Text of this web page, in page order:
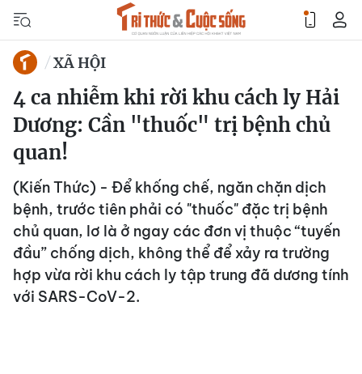
XÃ HỘI
4 ca nhiễm khi rời khu cách ly Hải
Dương: Cần "thuốc" trị bệnh chủ
quan!
(Kiến Thức) - Để khống chế, ngăn chặn dịch
bệnh, trước tiên phải có "thuốc" đặc trị bệnh
chủ quan, lơ là ở ngay các đơn vị thuộc “tuyến
đầu” chống dịch, không thể để xảy ra trường
hợp vừa rời khu cách ly tập trung đã dương tính
với SARS-CoV-2.